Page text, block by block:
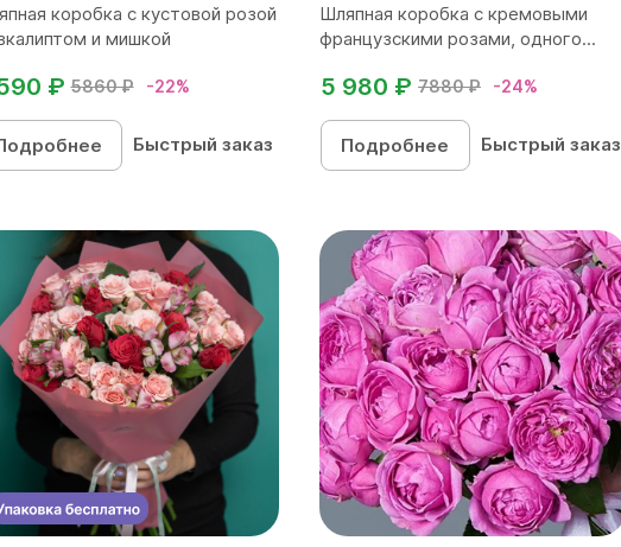
коробка с кустовой розой
и мишкой
5860 ₽ -22%
₽
Быстрый заказ
Шляпная коробка с кремовыми
французскими розами, одного...
7880 ₽ -24%
5 980 ₽
Подробнее Быстрый заказ